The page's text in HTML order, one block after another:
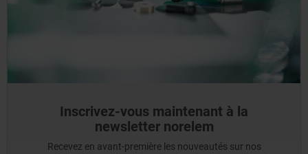
Inscrivez-vous maintenant à la
newsletter norelem
Recevez en avant-première les nouveautés sur nos